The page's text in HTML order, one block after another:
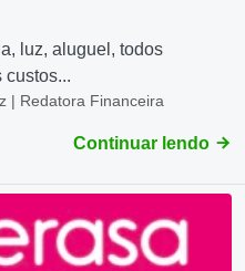
luz, aluguel, todos
custos...
| Redatora Financeira
Continuar lendo